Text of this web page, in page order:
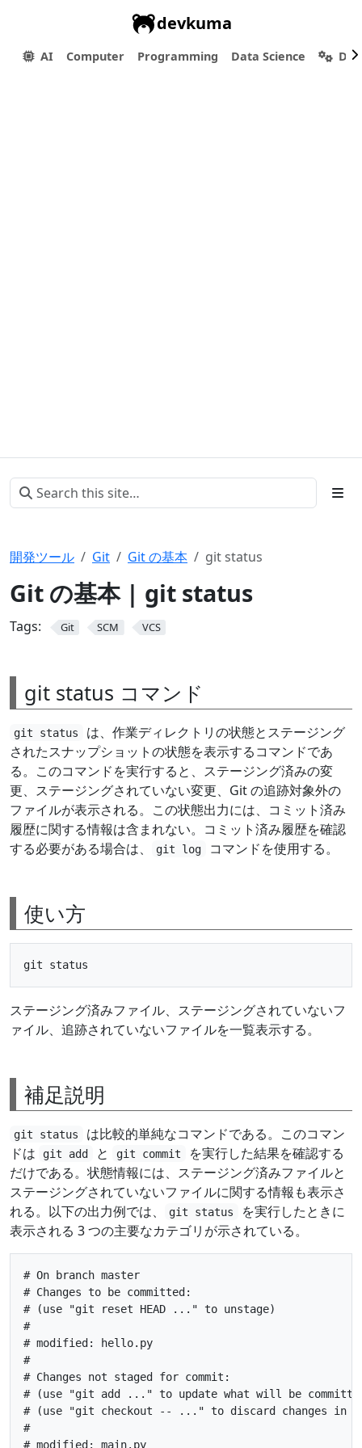
devkuma
AI Computer Programming Data Science
開発ツール Git Git の基本 git status
Git の基本 | git status
Tags: Git SCM VCS
git status コマンド
git status
は、作業ディレクトリの状態とステージング
されたスナップショットの状態を表示するコマンドであ
る。このコマンドを実行すると、ステージング済みの変
更、ステージングされていない変更、Git の追跡対象外の
ファイルが表示される。この状態出力には、コミット済み
履歴に関する情報は含まれない。コミット済み履歴を確認
する必要がある場合は、
git log コマンドを使用する。
使い方
ステージング済みファイル、ステージングされていないフ
ァイル、追跡されていないファイルを一覧表示する。
補足説明
git status
は比較的単純なコマンドである。このコマン
ドは
git add と git commit
を実行した結果を確認する
だけである。状態情報には、ステージング済みファイルと
ステージングされていないファイルに関する情報も表示さ
れる。以下の出力例では、
git status
を実行したときに
表示される 3 つの主要なカテゴリが示されている。
# On branch master
# Changes to be committed:
# (use "git reset HEAD ..." to unstage)
#
# modified: hello.py
#
# Changes not staged for commit:
# (use "git add ..." to update what will be
# (use "git checkout -- ..." to discard changes in
#
# modified: main.py